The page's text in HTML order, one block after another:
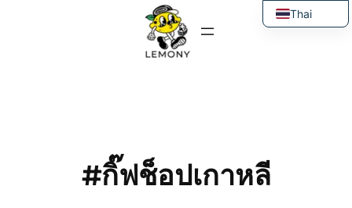
#กิ๊ฟช็อปเกาหลี
Thai